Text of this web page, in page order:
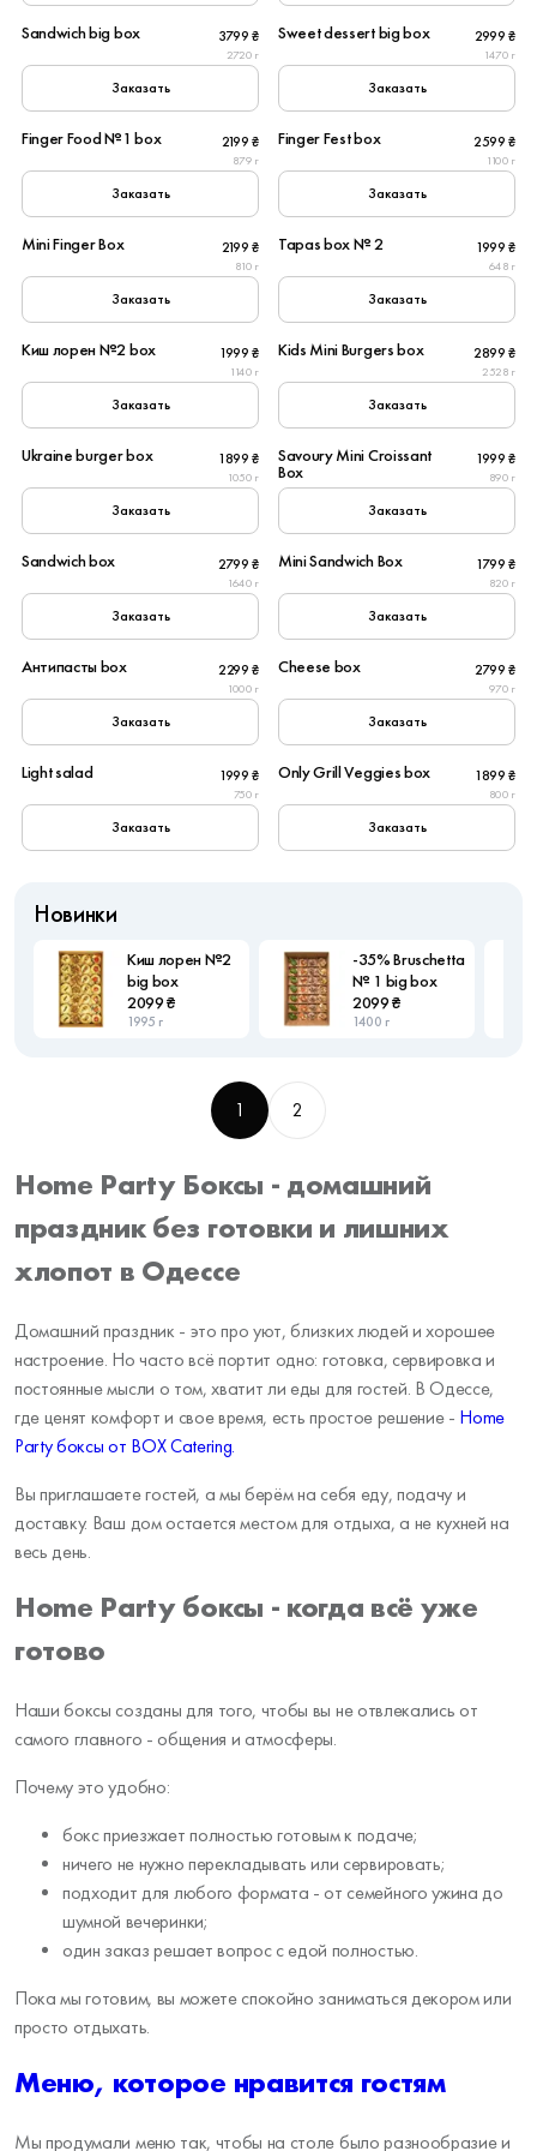
Sandwich big box 3799 ₴
2720 г
Заказать
Sweet dessert big box 2999 ₴
1470 г
Заказать
Finger Food №1 box 2199 ₴
879 г
Заказать
Finger Fest box 2599 ₴
1100 г
Заказать
New
Mini Finger Box 2199 ₴
810 г
Заказать
Tapas box № 2 1999 ₴
648 г
Заказать
Популярное
Киш лорен №2 box 1999 ₴
1140 г
Заказать
Kids Mini Burgers box 2899 ₴
2528 г
Заказать
Ukraine burger box 1899 ₴
1050 г
Заказать
New
Savoury Mini Croissant
Box
1999 ₴
890 г
Заказать
Sandwich box 2799 ₴
1640 г
Заказать
Mini Sandwich Box 1799 ₴
820 г
Заказать
Антипасты box 2299 ₴
1000 г
Заказать
Cheese box 2799 ₴
970 г
Заказать
Light salad 1999 ₴
750 г
Заказать
Only Grill Veggies box 1899 ₴
800 г
Заказать
Новинки
Киш лорен №2
big box
2099 ₴
1995 г
-35% Bruschetta
№ 1 big box
2099 ₴
1400 г
1 2
Home Party Боксы - домашний
праздник без готовки и лишних
хлопот в Одессе
Домашний праздник - это про уют, близких людей и хорошее
настроение. Но часто всё портит одно: готовка, сервировка и
постоянные мысли о том, хватит ли еды для гостей. В Одессе,
где ценят комфорт и свое время, есть простое решение - Home
Party боксы от BOX Catering.
Вы приглашаете гостей, а мы берём на себя еду, подачу и
доставку. Ваш дом остается местом для отдыха, а не кухней на
весь день.
Home Party боксы - когда всё уже
готово
Наши боксы созданы для того, чтобы вы не отвлекались от
самого главного - общения и атмосферы.
Почему это удобно:
бокс приезжает полностью готовым к подаче;
ничего не нужно перекладывать или сервировать;
подходит для любого формата - от семейного ужина до
шумной вечеринки;
один заказ решает вопрос с едой полностью.
Пока мы готовим, вы можете спокойно заниматься декором или
просто отдыхать.
Меню, которое нравится гостям
Мы продумали меню так, чтобы на столе было разнообразие и